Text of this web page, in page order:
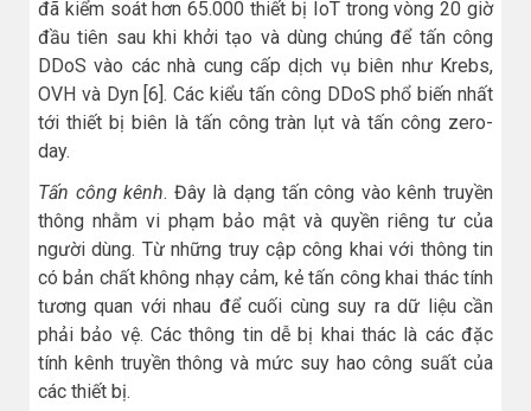
đã kiểm soát hơn 65.000 thiết bị IoT trong vòng 20 giờ
đầu tiên sau khi khởi tạo và dùng chúng để tấn công
DDoS vào các nhà cung cấp dịch vụ biên như Krebs,
OVH và Dyn [6]. Các kiểu tấn công DDoS phổ biến nhất
tới thiết bị biên là tấn công tràn lụt và tấn công zero-
day.
Tấn công kênh. Đây là dạng tấn công vào kênh truyền
thông nhằm vi phạm bảo mật và quyền riêng tư của
người dùng. Từ những truy cập công khai với thông tin
có bản chất không nhạy cảm, kẻ tấn công khai thác tính
tương quan với nhau để cuối cùng suy ra dữ liệu cần
phải bảo vệ. Các thông tin dễ bị khai thác là các đặc
tính kênh truyền thông và mức suy hao công suất của
các thiết bị.